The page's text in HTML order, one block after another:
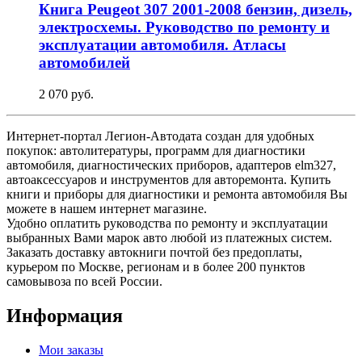
Книга Peugeot 307 2001-2008 бензин, дизель,
электросхемы. Руководство по ремонту и
эксплуатации автомобиля. Атласы
автомобилей
2 070 руб.
Интернет-портал Легион-Автодата создан для удобных
покупок: автолитературы, программ для диагностики
автомобиля, диагностических приборов, адаптеров elm327,
автоаксессуаров и инструментов для авторемонта. Купить
книги и приборы для диагностики и ремонта автомобиля Вы
можете в нашем интернет магазине.
Удобно оплатить руководства по ремонту и эксплуатации
выбранных Вами марок авто любой из платежных систем.
Заказать доставку автокниги почтой без предоплаты,
курьером по Москве, регионам и в более 200 пунктов
самовывоза по всей России.
Информация
Мои заказы